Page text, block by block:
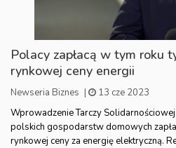
Polacy zapłacą w tym roku
rynkowej ceny energii
Newseria Biznes |
13 cze 2023
Wprowadzenie Tarczy
polskich gospodarstw domowych
rynkowej ceny za energię elektryczną.